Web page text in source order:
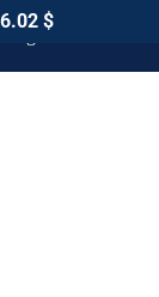
Dagar
$